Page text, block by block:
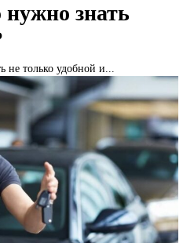
знать
не только удобной и...